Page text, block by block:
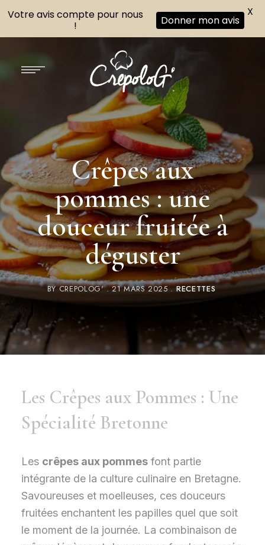
Crêpes aux
pommes : une
douceur fruitée à
déguster
BYCREPOLOG' 21 MARS 2025 RECETTES
Les Crêpes aux Pommes : Une
Spécialité Bretonne
Les crêpes aux pommesfont partie
intégrante de la culture culinaire en Bretagne.
Savoureuses et moelleuses, ces douceurs
fruitées enchantent les papilles quel que soit
le moment de la journée. La combinaison de
Votre avis compte pour nous
!
Donner mon avis
X